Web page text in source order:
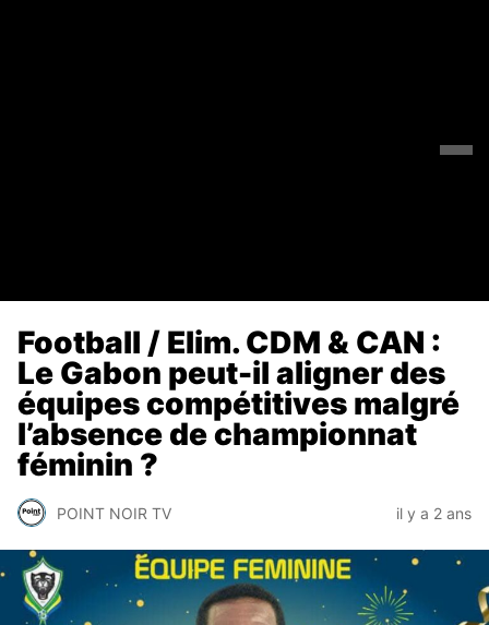
Football / Elim. CDM & CAN :
Le Gabon peut-il aligner des
équipes compétitives malgré
l’absence de championnat
féminin ?
POINT NOIR TV il y a 2 ans